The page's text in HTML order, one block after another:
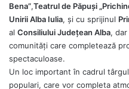
Bena”,Teatrul de Păpuși
Unirii Alba Iulia, și cu sprijinul
al Consiliului Județean Alba,
comunități care completează
spectaculoase.
Un loc important în cadrul
populari, care vor completa